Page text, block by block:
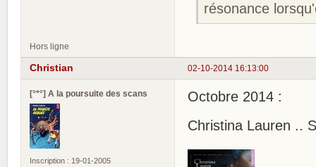
résonance
Hors ligne
02-10-2014 16:13:00
Christian
[°*°] A la poursuite des scans
Inscription : 19-01-2005
Octobre 2014 :
Christina Lauren ..